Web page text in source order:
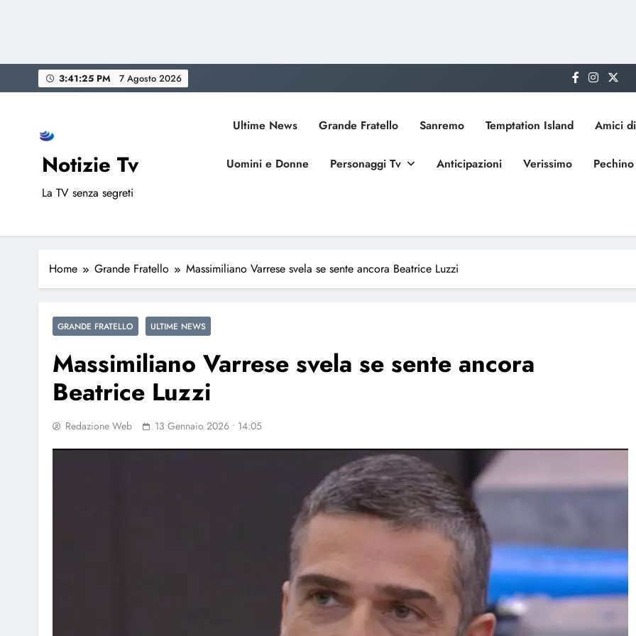
to
3:41:26 PM 7 Agosto 2026
Notizie Tv
La TV senza segreti
Ultime News Grande Fratello Sanremo Temptation Island Amici
Uomini e Donne Personaggi Tv Anticipazioni Verissimo
Home Grande Fratello Massimiliano Varrese svela se sente ancora Beatrice Luzzi
GRANDE FRATELLO ULTIME NEWS
Massimiliano Varrese svela se sente ancora
Beatrice Luzzi
Redazione Web 13 Gennaio 2026 • 14:05